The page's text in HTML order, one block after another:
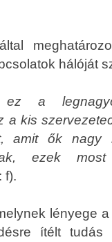
hálóját
ez a
a kis
amit ők
ezek
f).
lényege
ítélt tudás